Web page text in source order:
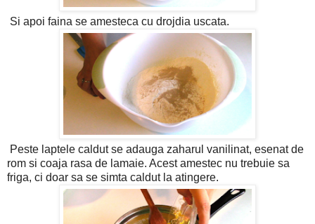
Si apoi faina se amesteca cu drojdia uscata.
Peste laptele caldut se adauga zaharul vanilinat, esenat de
rom si coaja rasa de lamaie. Acest amestec nu trebuie sa
friga, ci doar sa se simta caldut la atingere.